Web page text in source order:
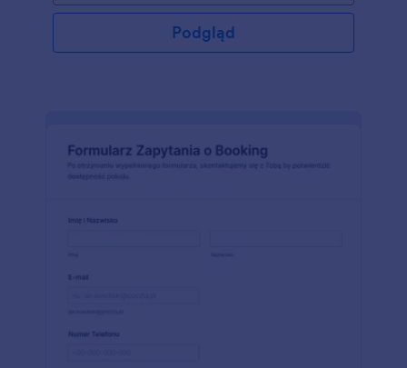
go z bramką płatniczą, by w raz z danymi pobierać
także opłaty rezerwacyjne. To koniec odbierania
telefonów w środku nocy i nużącej wymiany mailów
Podgląd